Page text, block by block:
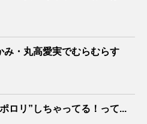
み・丸高愛実でむらむらす
ロリ”しちゃってる！って...